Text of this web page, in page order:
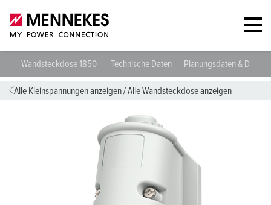
Wandsteckdose 1850 Technische Daten Planungsdaten &
Alle Kleinspannungen anzeigen/Alle Wandsteckdose anzeigen